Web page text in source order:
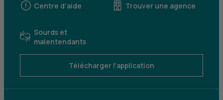
Centre d'aide Trouver une agence
Sourds et
malentendants
Télécharger l'application